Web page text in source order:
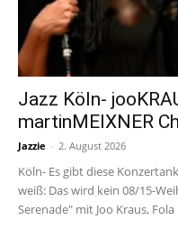
Jazz Köln-
martinMEIXNER
Jazzie - 2. August 2026
Köln- Es gibt diese
weiß: Das wird kein 08/15-
Serenade" mit Joo Kraus,